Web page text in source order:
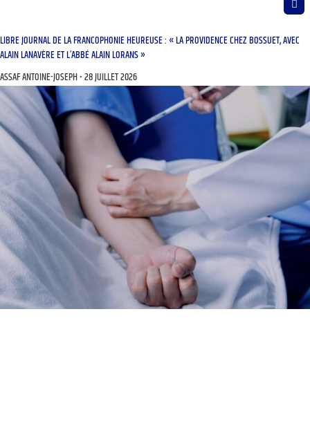
LIBRE JOURNAL DE LA FRANCOPHONIE HEUREUSE : « LA PROVIDENCE CHEZ BOSSUET, AVEC
ALAIN LANAVÈRE ET L’ABBÉ ALAIN LORANS »
ASSAF ANTOINE-JOSEPH 28 JUILLET 2026